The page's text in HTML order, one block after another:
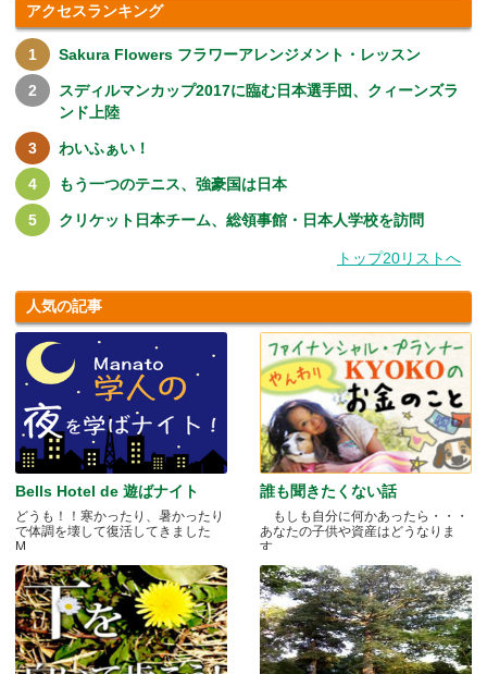
アクセスランキング
Sakura Flowers フラワーアレンジメント・レッスン
スディルマンカップ2017に臨む日本選手団、クィーンズラ
ンド上陸
わいふぁい！
もう一つのテニス、強豪国は日本
クリケット日本チーム、総領事館・日本人学校を訪問
トップ20リストへ
人気の記事
Bells Hotel de 遊ばナイト
どうも！！寒かったり、暑かったり
で体調を壊して復活してきました
M.....
誰も聞きたくない話
もしも自分に何かあったら・・・
あなたの子供や資産はどうなりま
す.....